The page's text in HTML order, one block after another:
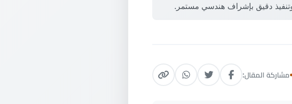
دقيق بإشراف هندسي مستمر.
مشاركة المقال: